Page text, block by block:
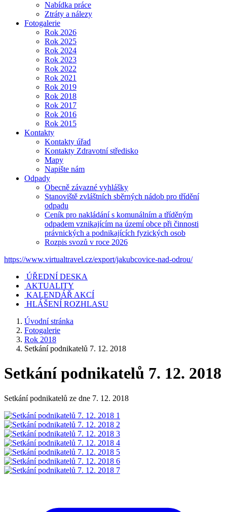
Nabídka práce
Ztráty a nálezy
Fotogalerie
Rok 2026
Rok 2025
Rok 2024
Rok 2023
Rok 2022
Rok 2021
Rok 2019
Rok 2018
Rok 2017
Rok 2016
Rok 2015
Kontakty
Kontakty úřad
Kontakty Zdravotní středisko
Mapy
Napište nám
Odpady
Obecně závazné vyhlášky
Stanoviště zvláštních sběrných nádob pro třídění
odpadu
Ceník pro nakládání s komunálním a tříděným
odpadem vznikajícím na území obce při činnosti
právnických a podnikajících fyzických osob
Rozpis svozů v roce 2026
https://www.virtualtravel.cz/export/jakubcovice-nad-odrou/
ÚŘEDNÍ DESKA
AKTUALITY
KALENDÁŘ AKCÍ
HLÁŠENÍ ROZHLASU
Úvodní stránka
Fotogalerie
Rok 2018
Setkání podnikatelů 7. 12. 2018
Setkání podnikatelů 7. 12. 2018
Setkání podnikatelů ze dne 7. 12. 2018